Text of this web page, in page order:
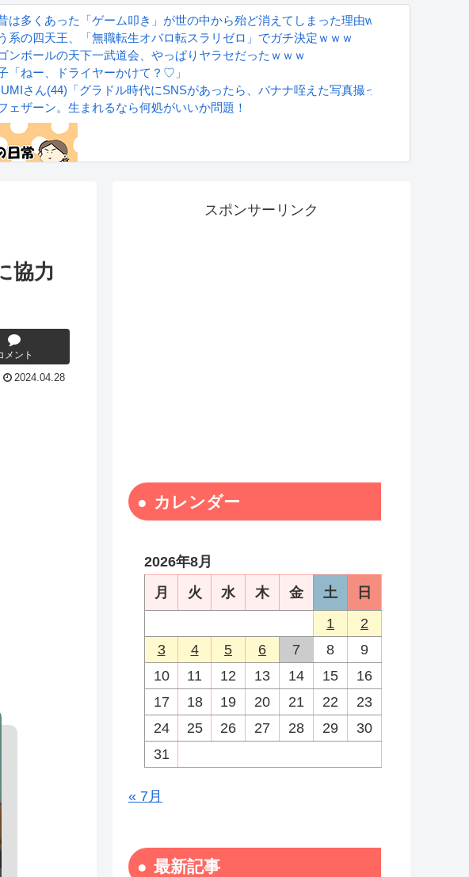
は多くあった「ゲーム叩き」が世の中から殆ど消えてしまった理由
系の四天王、「無職転生オバロ転スラリゼロ」でガチ決定ｗｗｗ
ンボールの天下一武道会、やっぱりヤラセだったｗｗｗ
「ねー、ドライヤーかけて？♡」
さん(44)「グラドル時代にSNSがあったら、バナナ咥えた写真撮ってたと思う」
ェザーン。生まれるなら何処がいいか問題！
協力
メント
2024.04.28
スポンサーリンク
カレンダー
2026年8月
月
火 水 木 金 土
日
1
2
3
4 5 6 7 8
9
10
11 12 13 14 15
16
17
18 19 20 21 22
23
24
25 26 27 28 29
30
31
« 7月
最新記事